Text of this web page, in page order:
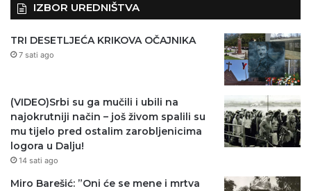
IZBOR UREDNIŠTVA
TRI DESETLJEĆA KRIKOVA OČAJNIKA
7 sati ago
(VIDEO)Srbi su ga mučili i ubili na
najokrutniji način – još živom spalili su
mu tijelo pred ostalim zarobljenicima
logora u Dalju!
14 sati ago
Miro Barešić: ”Oni će se mene i mrtva